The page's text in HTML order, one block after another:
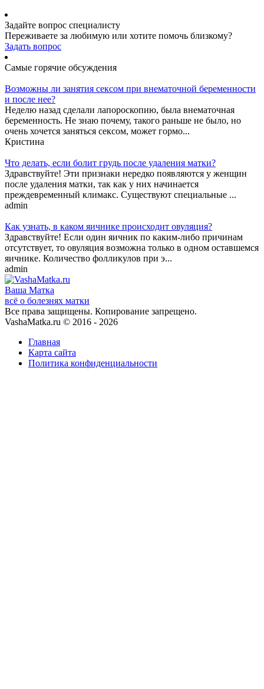
Задайте вопрос специалисту
Переживаете за любимую или хотите помочь близкому?
Задать вопрос
Самые горячие обсуждения
Возможны ли занятия сексом при внематочной беременности
и после нее?
Неделю назад сделали лапороскопию, была внематочная
беременность. Не знаю почему, такого раньше не было, но
очень хочется заняться сексом, может гормо...
Кристина
Что делать, если болит грудь после удаления матки?
Здравствуйте! Эти признаки нередко появляются у женщин
после удаления матки, так как у них начинается
преждевременный климакс. Существуют специальные ...
admin
Как узнать, в каком яичнике происходит овуляция?
Здравствуйте! Если один яичник по каким-либо причинам
отсутствует, то овуляция возможна только в одном оставшемся
яичнике. Количество фолликулов при э...
admin
Ваша Матка
всё о болезнях матки
Все права защищены. Копирование запрещено.
VashaMatka.ru © 2016 - 2026
Главная
Карта сайта
Политика конфиденциальности